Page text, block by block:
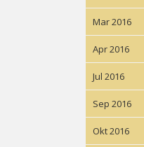
Mar 2016
Apr 2016
Jul 2016
Sep 2016
Okt 2016